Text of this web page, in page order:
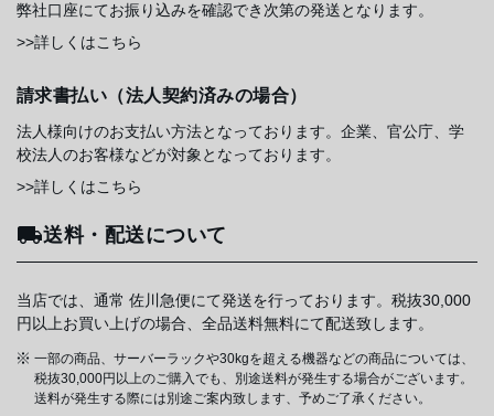
弊社口座にてお振り込みを確認でき次第の発送となります。
>>詳しくはこちら
請求書払い（法人契約済みの場合）
法人様向けのお支払い方法となっております。企業、官公庁、学
校法人のお客様などが対象となっております。
>>詳しくはこちら
送料・配送について
当店では、通常 佐川急便にて発送を行っております。税抜30,000
円以上お買い上げの場合、全品送料無料にて配送致します。
一部の商品、サーバーラックや30kgを超える機器などの商品については、
税抜30,000円以上のご購入でも、別途送料が発生する場合がございます。
送料が発生する際には別途ご案内致します、予めご了承ください。